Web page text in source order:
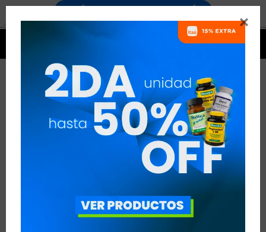

CARNITINA
CARNITINA QUITAR FILTROS
RECOMENDADOS